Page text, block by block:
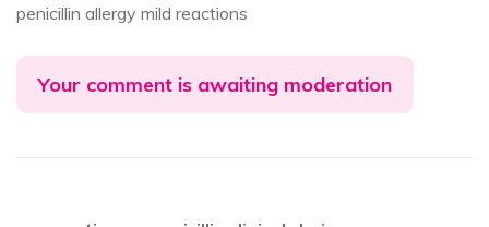
penicillin allergy mild reactions
Your comment is awaiting moderation